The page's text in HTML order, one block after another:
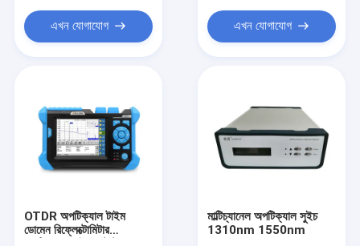
এখন যোগাযোগ এখন যোগাযোগ
OTDR অপটিক্যাল টাইম
ডোমেন রিফ্লেক্টোমিটার
মাল্টিচ্যানেল অপটিক্যাল সুইচ
1310nm 1550nm